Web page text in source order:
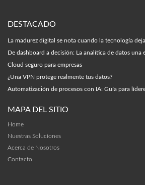
DESTACADO
La madurez digital se nota cuando la tecnología
De dashboard a decisión: La analítica de datos una
Cloud seguro para empresas
¿Una VPN protege realmente tus datos?
Automatización de procesos con IA: Guía para
MAPA DEL SITIO
Home
Nuestras Soluciones
Acerca de Nosotros
Contacto